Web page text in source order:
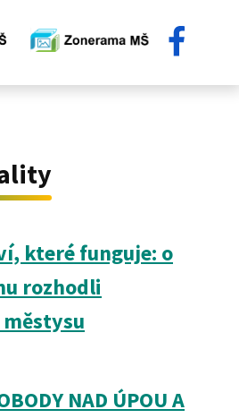
které funguje: o
rozhodli
NAD ÚPOU A